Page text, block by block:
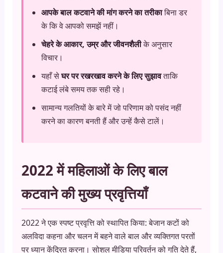
आपके बाल कटवाने की मांग करने का तरीकाबिना डर
के कि वे आपको समझें नहीं।
चेहरे के आकार, उम्र और जीवनशैलीके अनुसार
विचार।
यहाँ सेघर पर रखरखाव करने के लिए सुझावताकि
कटाई लंबे समय तक सही रहे।
सामान्य गलतियों के बारे में जो परिणाम को पसंद नहीं
करने का कारण बनती हैं और उन्हें कैसे टालें।
2022 में महिलाओं के लिए बाल
कटवाने की मुख्य प्रवृत्तियाँ
2022 ने एक स्पष्ट प्रवृत्ति को स्थापित किया: बेजान कटों को
अलविदा कहना और चलन में बहने वाले बाल और व्यक्तिगत परतों
पर ध्यान केंद्रित करना। सोशल मीडिया परिवर्तन को गति देते हैं,